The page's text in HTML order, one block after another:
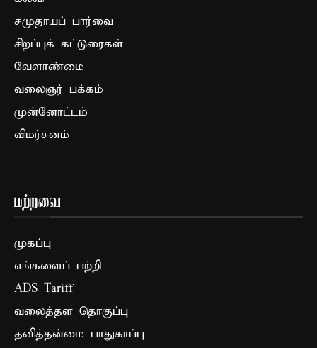
சமுதாயப் பார்வை
சிறப்புக் கட்டுரைகள்
வேளாண்மை
வலைஞர் பக்கம்
முன்னோட்டம்
விமர்சனம்
மற்றவை
முகப்பு
எங்களைப் பற்றி
ADS Tariff
வலைத்தள தொகுப்பு
தனித்தன்மை பாதுகாப்பு